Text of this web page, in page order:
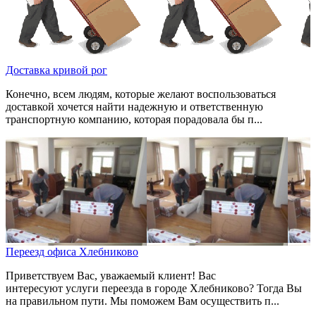
Доставка кривой рог
Конечно, всем людям, которые желают воспользоваться
доставкой хочется найти надежную и ответственную
транспортную компанию, которая порадовала бы п...
Переезд офиса Хлебниково
Приветствуем Вас, уважаемый клиент! Вас
интересуют услуги переезда в городе Хлебниково? Тогда Вы
на правильном пути. Мы поможем Вам осуществить п...